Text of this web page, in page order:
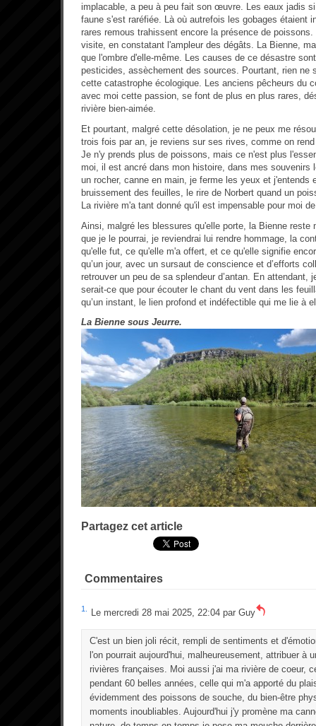
implacable, a peu à peu fait son œuvre. Les eaux jadis
faune s'est raréfiée. Là où autrefois les gobages étaient
rares remous trahissent encore la présence de
visite, en constatant l'ampleur des dégâts. La Bienne,
que l'ombre d'elle-même. Les causes de ce désastre
pesticides, assèchement des sources. Pourtant, rien ne
cette catastrophe écologique. Les anciens pêcheurs du
avec moi cette passion, se font de plus en plus rares,
rivière bien-aimée.
Et pourtant, malgré cette désolation, je ne peux me
trois fois par an, je reviens sur ses rives, comme on
Je n'y prends plus de poissons, mais ce n'est plus
moi, il est ancré dans mon histoire, dans mes souvenirs
un rocher, canne en main, je ferme les yeux et j'entends
bruissement des feuilles, le rire de Norbert quand un
La rivière m'a tant donné qu'il est impensable pour moi
Ainsi, malgré les blessures qu'elle porte, la Bienne
que je le pourrai, je reviendrai lui rendre hommage, la
qu'elle fut, ce qu'elle m'a offert, et ce qu'elle signifie
qu’un jour, avec un sursaut de conscience et d’efforts
retrouver un peu de sa splendeur d’antan. En attendant,
serait-ce que pour écouter le chant du vent dans les
qu’un instant, le lien profond et indéfectible qui me lie à
La Bienne sous Jeurre.
Partagez cet article
Commentaires
1. Le mercredi 28 mai 2025, 22:04 par Guy
C'est un bien joli récit, rempli de sentiments et
l'on pourrait aujourd'hui, malheureusement, attribuer à
rivières françaises. Moi aussi j'ai ma rivière de coeur,
pendant 60 belles années, celle qui m'a apporté du
évidemment des poissons de souche, du bien-être
moments inoubliables. Aujourd'hui j'y promène ma